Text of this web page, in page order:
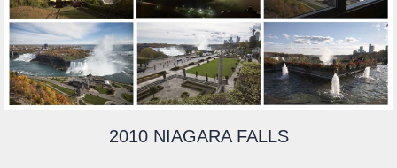
2010 NIAGARA FALLS